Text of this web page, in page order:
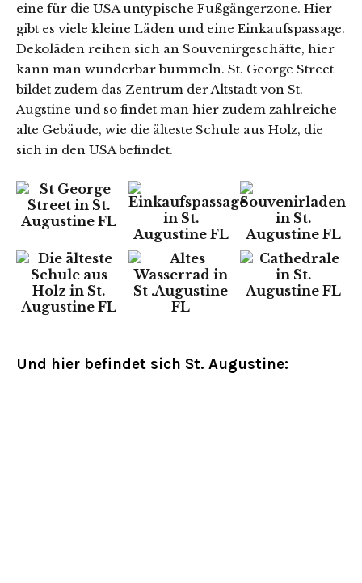
eine für die USA untypische Fußgängerzone. Hier
gibt es viele kleine Läden und eine Einkaufspassage.
Dekoläden reihen sich an Souvenirgeschäfte, hier
kann man wunderbar bummeln. St. George Street
bildet zudem das Zentrum der Altstadt von St.
Augstine und so findet man hier zudem zahlreiche
alte Gebäude, wie die älteste Schule aus Holz, die
sich in den USA befindet.
Und hier befindet sich St. Augustine: